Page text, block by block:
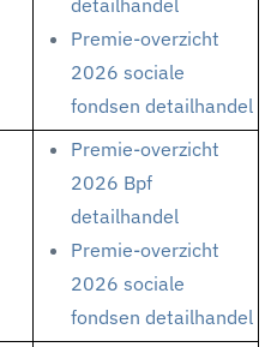
detailhandel
Premie-overzicht
2026 sociale
fondsen detailhandel
Premie-overzicht
2026 Bpf
detailhandel
Premie-overzicht
2026 sociale
fondsen detailhandel